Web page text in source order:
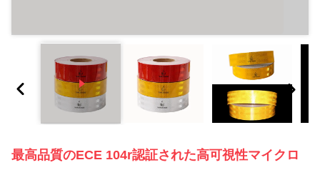
最高品質のECE 104r認証された高可視性マイクロ